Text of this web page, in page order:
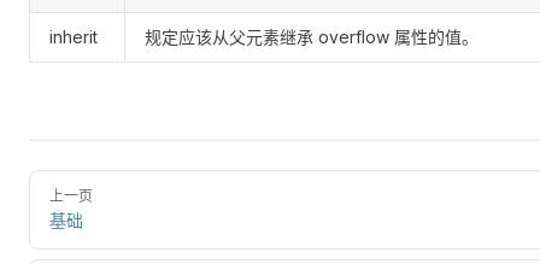
inherit 规定应该从父元素继承 overflow 属性的值。
上一页
基础